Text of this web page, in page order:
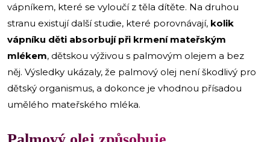
vápníkem, které se vyloučí z těla dítěte. Na druhou
stranu existují další studie, které porovnávají, kolik
vápníku děti absorbují při krmení mateřským
mlékem, dětskou výživou s palmovým olejem a bez
něj. Výsledky ukázaly, že palmový olej není škodlivý pro
dětský organismus, a dokonce je vhodnou přísadou
umělého mateřského mléka.